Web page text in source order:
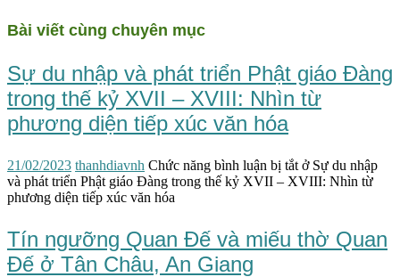
Bài viết cùng chuyên mục
Sự du nhập và phát triển Phật giáo Đàng
trong thế kỷ XVII – XVIII: Nhìn từ
phương diện tiếp xúc văn hóa
21/02/2023 thanhdiavnh Chức năng bình luận bị tắt ở Sự du nhập
và phát triển Phật giáo Đàng trong thế kỷ XVII – XVIII: Nhìn từ
phương diện tiếp xúc văn hóa
Tín ngưỡng Quan Đế và miếu thờ Quan
Đế ở Tân Châu, An Giang